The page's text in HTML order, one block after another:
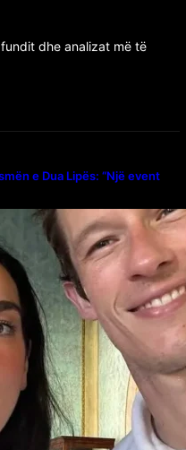
dhe analizat më të
e Dua Lipës: “Një event